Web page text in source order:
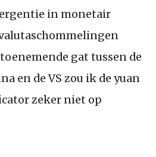
in monetair
gat tussen de
en deVS zou ik de yuan
zeker niet op